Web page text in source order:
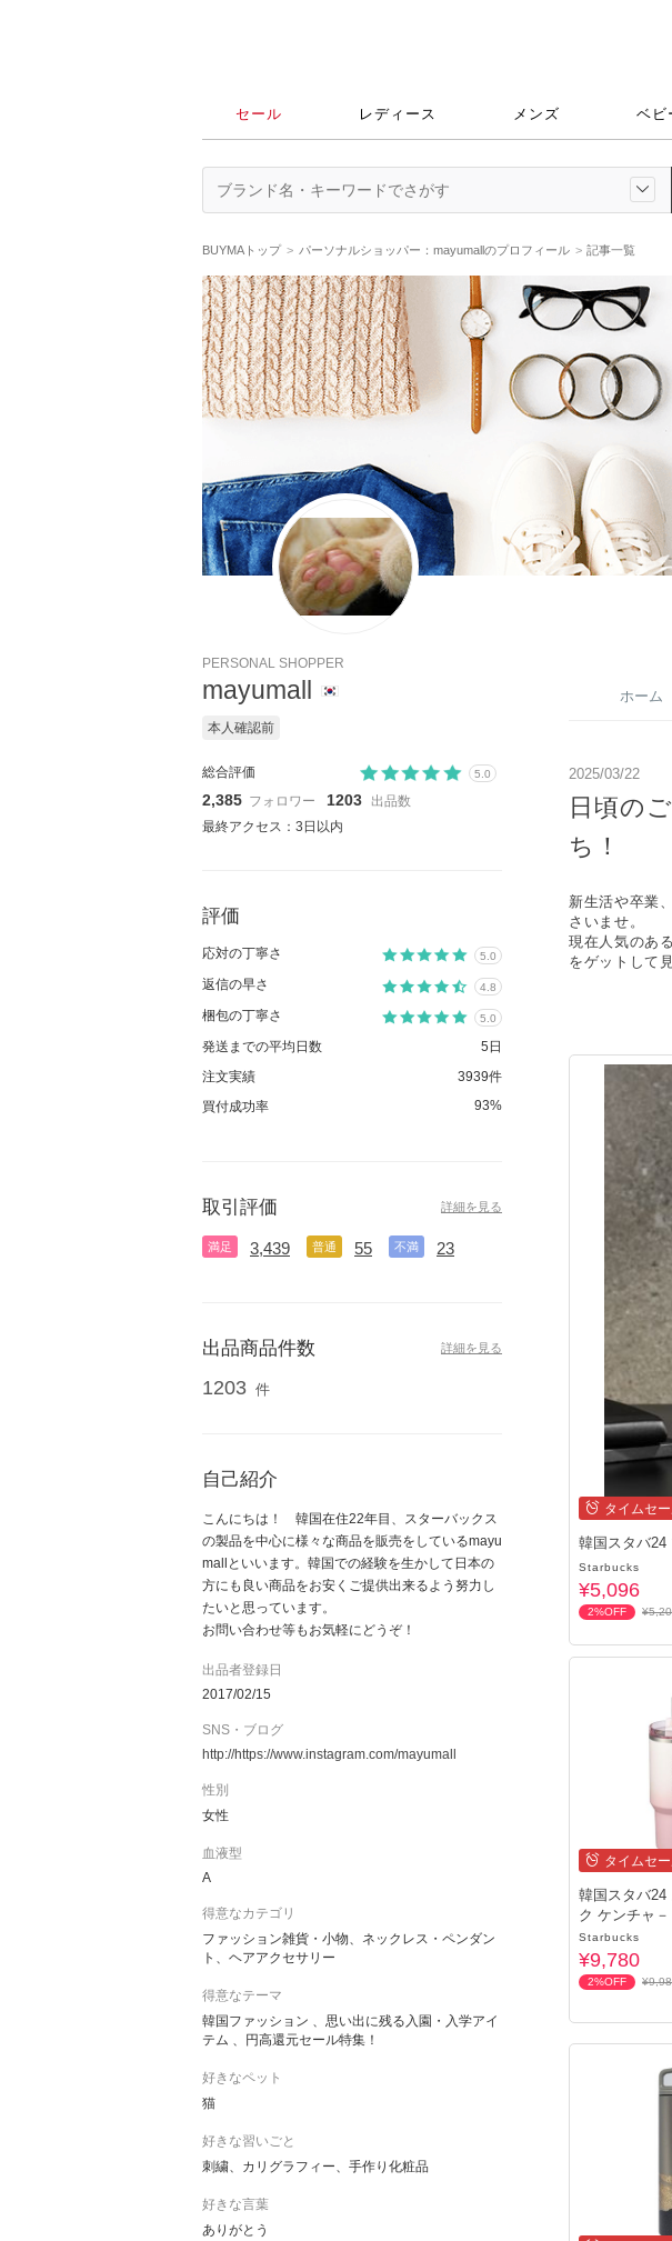
セール レディース メンズ ベビ
BUYMAトップ パーソナルショッパー：mayumallのプロフィール 記事一覧
PERSONAL SHOPPER
mayumall
本人確認前
総合評価 5.0
2,385 フォロワー 1203 出品数
最終アクセス：3日以内
評価
応対の丁寧さ 5.0
返信の早さ 4.8
梱包の丁寧さ 5.0
発送までの平均日数
5日
注文実績
3939件
買付成功率
93%
取引評価 詳細を見る
満足 3,439 普通 55 不満 23
出品商品件数 詳細を見る
1203 件
自己紹介
こんにちは！ 韓国在住22年目、スターバックス
の製品を中心に様々な商品を販売をしているmayu
mallといいます。韓国での経験を生かして日本の
方にも良い商品をお安くご提供出来るよう努力し
たいと思っています。
お問い合わせ等もお気軽にどうぞ！
出品者登録日
2017/02/15
SNS・ブログ
http://https://www.instagram.com/mayumall
性別
女性
血液型
A
得意なカテゴリ
ファッション雑貨・小物、ネックレス・ペンダン
ト、ヘアアクセサリー
得意なテーマ
韓国ファッション 、思い出に残る入園・入学アイ
テム 、円高還元セール特集！
好きなペット
猫
好きな習いごと
刺繍、カリグラフィー、手作り化粧品
好きな言葉
ありがとう
ホーム
2025/03/22
日頃の
ち！
新生活や卒業
さいませ。
現在人気のあ
をゲットして
タイムセ
韓国スタバ24
Starbucks
¥5,096
2%OFF
タイムセ
韓国スタバ24
ク ケンチャ
ml
Starbucks
¥9,780
2%OFF